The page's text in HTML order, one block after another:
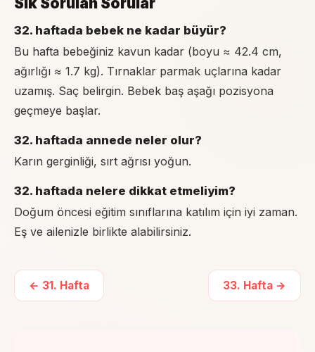
32. haftada bebek ne kadar büyür?
Bu hafta bebeğiniz kavun kadar (boyu ≈ 42.4 cm,
ağırlığı ≈ 1.7 kg). Tırnaklar parmak uçlarına kadar
uzamış. Saç belirgin. Bebek baş aşağı pozisyona
geçmeye başlar.
32. haftada annede neler olur?
Karın gerginliği, sırt ağrısı yoğun.
32. haftada nelere dikkat etmeliyim?
Doğum öncesi eğitim sınıflarına katılım için iyi zaman.
Eş ve ailenizle birlikte alabilirsiniz.
← 31 . Hafta 33. Hafta →